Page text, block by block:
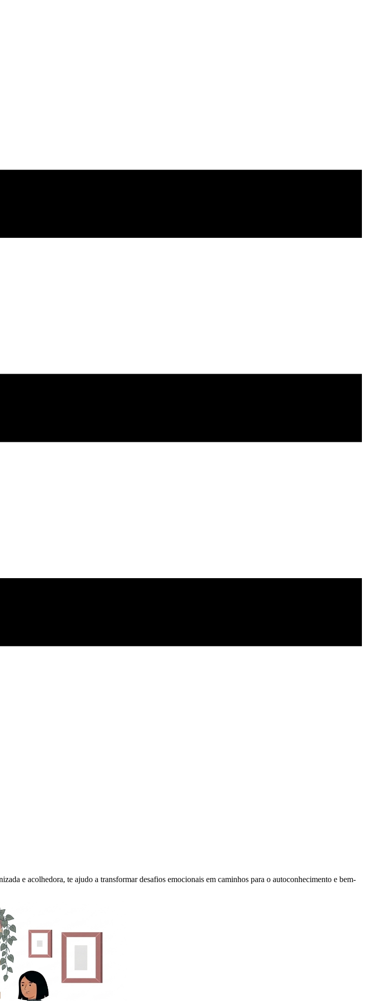
e acolhedora, te ajudo a transformar desafios emocionais em caminhos para o autoconhecimento e bem-